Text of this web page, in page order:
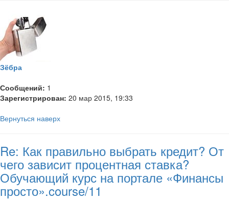
Зёбра
Сообщений: 1
Зарегистрирован: 20 мар 2015, 19:33
Вернуться наверх
Re: Как правильно выбрать кредит? От
чего зависит процентная ставка?
Обучающий курс на портале «Финансы
просто».course/11